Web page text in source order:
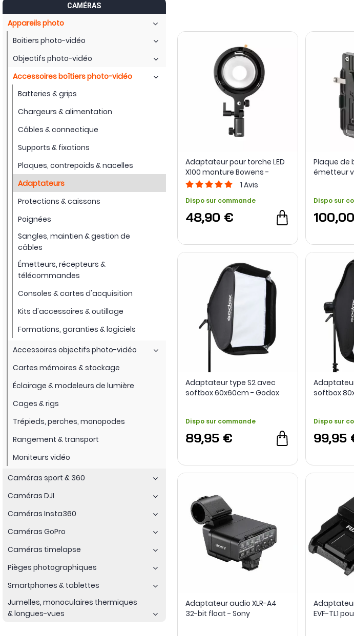
D’autres références agissent sur le montage et la transmission : adaptateurs SnapLock,
USB-C ou HDMI vers appareil mobile. Les adaptateurs Bowens pour éclairage, bagues pour
vers la lumière, le son et le paramétrage du matériel.
Interfaces mécaniques, conversions de données, modules d’alimentation et
communiquer des équipements conçus autour de standards différents.
CAMÉRAS
Appareils photo
Boitiers photo-vidéo
Objectifs photo-vidéo
Accessoires boîtiers photo-vidéo
Batteries & grips
Chargeurs & alimentation
Câbles & connectique
Supports & fixations
Plaques, contrepoids & nacelles
Adaptateurs
Protections & caissons
Poignées
Sangles, maintien & gestion de
câbles
Émetteurs, récepteurs &
télécommandes
Consoles & cartes d'acquisition
Kits d'accessoires & outillage
Formations, garanties & logiciels
Accessoires objectifs photo-vidéo
Cartes mémoires & stockage
Éclairage & modeleurs de lumière
Cages & rigs
Trépieds, perches, monopodes
Rangement & transport
Moniteurs vidéo
Caméras sport & 360
Caméras DJI
Caméras Insta360
Caméras GoPro
Caméras timelapse
Pièges photographiques
Smartphones & tablettes
Jumelles, monoculaires thermiques
& longues-vues
Adaptateur pour torche LED
X100 monture Bowens -
Zhiyun
1 Avis
Dispo sur commande
48,90 €
Plaque de
émetteur
Dispo sur
Adaptateur type S2 avec
softbox 60x60cm - Godox
Dispo sur commande
89,95 €
softbox
Dispo sur
99,95
Adaptateur audio XLR-A4
32-bit float - Sony
EVF-TL1